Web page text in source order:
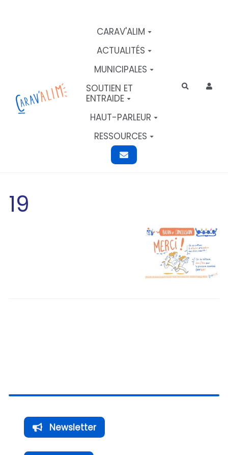
CARAV'ALIM
ACTUALITÉS
MUNICIPALES
SOUTIEN ET
ENTRAIDE
HAUT-PARLEUR
RESSOURCES
Rechercher
19
Newsletter